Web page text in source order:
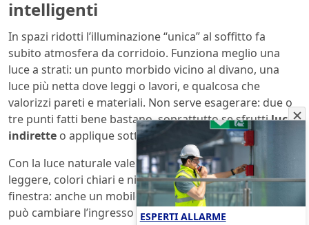
intelligenti
In spazi ridotti l’illuminazione “unica” al soffitto fa
subito atmosfera da corridoio. Funziona meglio una
luce a strati: un punto morbido vicino al divano, una
luce più netta dove leggi o lavori, e qualcosa che
valorizzi pareti e materiali. Non serve esagerare: due o
tre punti fatti bene bastano, soprattutto se sfruttiluci
indirette o applique sottili.
Con la luce naturale vale lo stesso principio. Tende
leggere, colori chiari e niente barriere davanti alla
finestra: anche un mobile basso sotto il serramento
può cambiare l’ingresso della luce, nel bene o nel male.
ESPERTI ALLARME